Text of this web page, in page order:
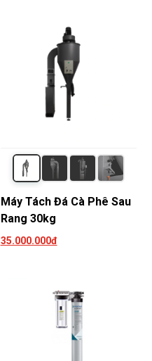
Máy Tách Đá Cà Phê Sau
Rang 30kg
35.000.000đ